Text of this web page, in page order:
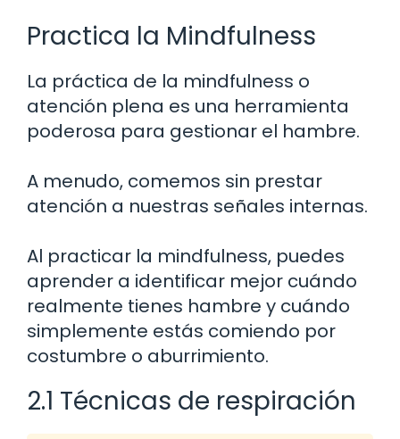
Practica la Mindfulness
La práctica de la mindfulness o
atención plena es una herramienta
poderosa para gestionar el hambre.
A menudo, comemos sin prestar
atención a nuestras señales internas.
Al practicar la mindfulness, puedes
aprender a identificar mejor cuándo
realmente tienes hambre y cuándo
simplemente estás comiendo por
costumbre o aburrimiento.
2.1 Técnicas de respiración